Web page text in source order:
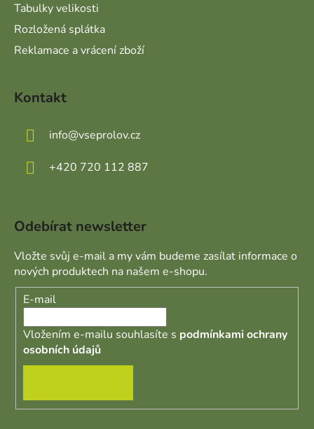
Tabulky velikosti
Rozložená splátka
Reklamace a vrácení zboží
Kontakt
info@vseprolov.cz
+420 720 112 887
Odebírat newsletter
Vložte svůj e-mail a my vám budeme zasílat informace o
nových produktech na našem e-shopu.
E-mail
Vložením e-mailu souhlasíte s podmínkami ochrany
osobních údajů